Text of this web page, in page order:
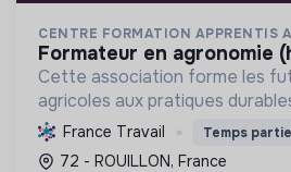
CENTRE FORMATION APPRENTIS
formateur en agronomie
Cette association forme les
agricoles aux pratiques
CAPA au BTSA, pour une
agroécologique.
France Travail Temps
72 - ROUILLON, France